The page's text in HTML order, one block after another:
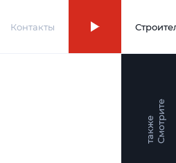
Контакты 00:00
С
м
о
т
р и
т
е
т
а
к
ж
е